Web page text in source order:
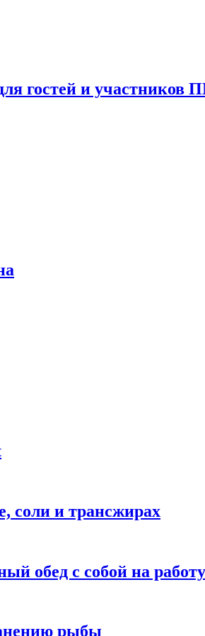
гостей и
соли и трансжирах
обед с собой на работу
рыбы